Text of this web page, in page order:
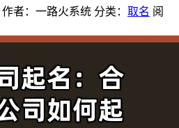
作者：一路火系统 分类： 取名 阅